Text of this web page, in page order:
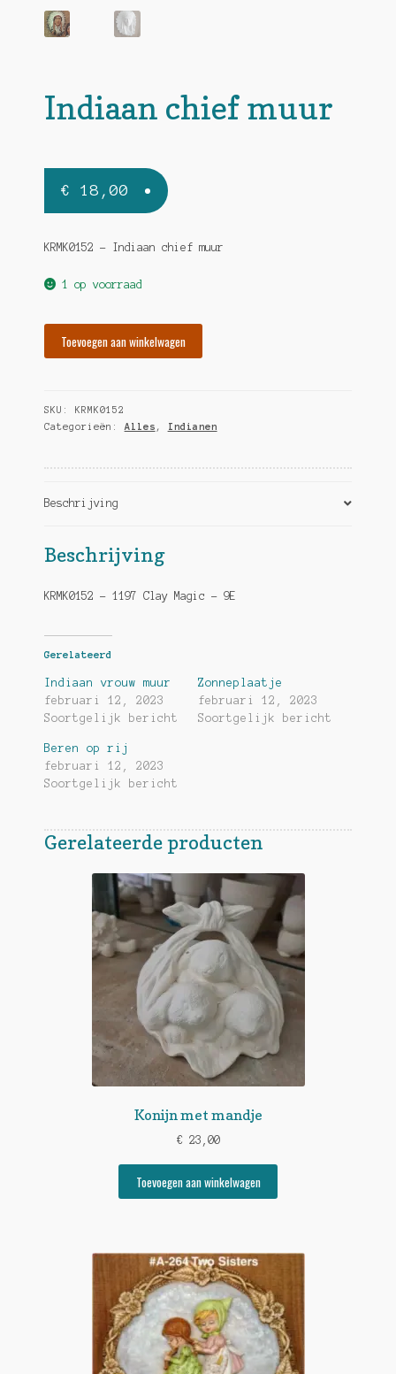
Indiaan chief muur
€ 18,00
KRMK0152 – Indiaan chief muur
1 op voorraad
Toevoegen aan winkelwagen
SKU: KRMK0152
Categorieën: Alles , Indianen
Beschrijving
Beschrijving
KRMK0152 – 1197 Clay Magic – 9E
Gerelateerd
Indiaan vrouw muur
februari 12, 2023
Soortgelijk bericht
Zonneplaatje
februari 12, 2023
Soortgelijk bericht
Beren op rij
februari 12, 2023
Soortgelijk bericht
Gerelateerde producten
Konijn met mandje
€ 23,00
Toevoegen aan winkelwagen